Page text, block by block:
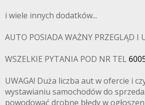
i wiele innych dodatków...
AUTO POSIADA WAŻNY PRZEGLĄD I
WSZELKIE PYTANIA POD NR TEL
UWAGA! Duża liczba aut w ofercie i
wystawianiu samochodów do
powodować drobne błędy w